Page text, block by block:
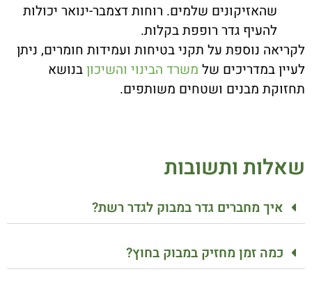
שהאזיקונים שלמים. רוחות דצמבר-ינואר יכולות
להעיף גדר רופפת בקלות.
לקריאה נוספת על תקני בטיחות ועמידות חומרים, ניתן
לעיין במדריכים של משרד הבינוי והשיכוןבנושא
תחזוקת מבנים ושטחים משותפים.
שאלות ותשובות
איך מחברים גדר במבוק לגדר רשת?
כמה זמן מחזיק במבוק בחוץ?